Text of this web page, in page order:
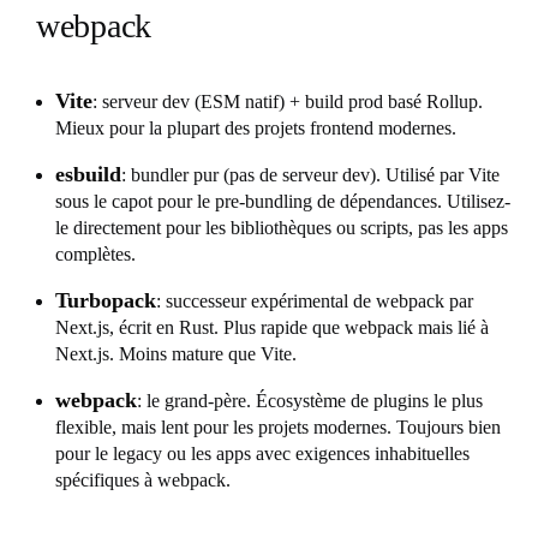
webpack
Vite: serveur dev (ESM natif) + build prod basé Rollup.
Mieux pour la plupart des projets frontend modernes.
esbuild: bundler pur (pas de serveur dev). Utilisé par Vite
sous le capot pour le pre-bundling de dépendances. Utilisez-
le directement pour les bibliothèques ou scripts, pas les apps
complètes.
Turbopack: successeur expérimental de webpack par
Next.js, écrit en Rust. Plus rapide que webpack mais lié à
Next.js. Moins mature que Vite.
webpack: le grand-père. Écosystème de plugins le plus
flexible, mais lent pour les projets modernes. Toujours bien
pour le legacy ou les apps avec exigences inhabituelles
spécifiques à webpack.